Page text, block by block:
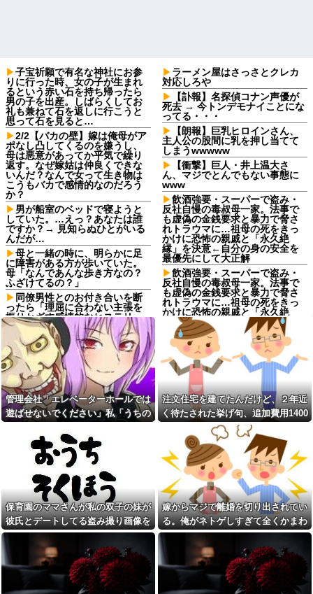
子宝祈願で有名な神社にお参
りに行った時、女の子が生まれ
るという赤い石を持ち帰ったら
男の子を出産。しばらくしてお
礼も兼ねて石を返しに行こうと
思って石を見ると…
2/2【バカの壁】嫁は俺母がア
ポなし凸してくるのを嫌うし、
母は悪意があってか平気で繰り
返す。なぜ嫁姑は仲良くできな
いんだ？なんで女って生き物は
こうもバカで感情的なのだろう
か？
男が船室のベッドで寝ようと
していた。…えっ？あなたは誰
ですか？→ 見知らぬひとがいる
んだが…
母と一緒の時に、明らかに足
に障害がある方が歩いていた。
母「なんであんな歩き方なの？
ふざけてるの？」
同僚男性とのお付き合いを断
ったら「理屈に合わない主張を
振りかざす感情的なヒステリー
女」と言いふらされて・・・
退職してしばらく経った頃、
元職場の取引先から連絡が来
た。話を聞くと納得できない内
容で…
義両親「空き家になるし住ん
でいいよ」私たち「じゃあお言
葉に甘えて…」→引っ越した途
端、予想外の出来事が待ってい
て…
予定より早めに家に帰宅。リ
ビングに「裸の嫁」と男がい
た。まさかの不倫現場に遭遇...
進学クラスで教師への不満を
抱えていた中学生。悩んだ末に
取った行動が大人にも響くもの
で…
彼の同期の嫁が子供を産ん
だ。すると、彼が「出産祝いに
話してきて...
【速報】れいわ新選組さん
「いのちの党」に改名ｗｗｗｗ
ラーメン屋はさっさとクレカ
対応しろや
【訃報】名探偵コナン声優が
死去 → 今トンデモナイことにな
ってる・・・
【朗報】巨乳ヒロインさん、
主人公の股間に乳を押し当てて
しまうwwwww
【衝撃】巨人・井上温大さ
ん、マジでとんでもない事態に
www
飲酒強要・スーパーで盗み・
反社自慢の毒叔母一家。法事で
も虚偽の金銭要求と暴力で脅さ
れトラウマに…祖母の死をきっ
かけに恐怖の親戚と「永久絶
縁」を決意←自分の身の安全を
最優先にして大正解
飲酒強要・スーパーで盗み・
反社自慢の毒叔母一家。法事で
も虚偽の金銭要求と暴力で脅さ
れトラウマに…祖母の死をきっ
かけに恐怖の親戚と「永久絶
縁」を決意←自分の身の安全を
最優先にして大正解
ジャンポケ斉藤の被害女性
「バウムクーヘン売ったり
TikTokライブしててムカついた
から示談しなかった」←これ
コインランドリーで私物の乾
燥機シートを「ご自由にどうぞ
だろw」と勝手に盗もうとした
DQN夫婦！注意したら「は？名
前かいてないんですけど」と逆
ジャンポケ斉藤「同意があっ
たんです。本当です。信じて下
さい」 ←何でこの主張が通ら
ないの？
父がﾀﾋんだ翌日、彼女から
「今日はつきあって半年の記念
日だね！おめでとう！」とメー
ルが来た。それから連絡は無視
てそう言って」と連絡きたけど
話もしたくないんだよ…….他
弟「エレベーターで知らない
女に蹴られた！」私「何した
の？」→事情を聞いた家族全員
管理会社「エレベーターホールでは
遊ばせないでください」私「うちの
の展開になり…
注文住宅を建てたんだけど、２年近
く待たされた挙げ句、追加費用1400
万請求された。流石におかしいよ
ね？
保育園のママさんが私の双子の妹が
彼氏とデートしてる盗み撮り画像を
見せて「あとはわかるよね？とりあ
えず5万を家に持ってきて」と脅し
てきた
嫁からマジで離婚を切り出されてい
る。俺がネトゲしすぎて全くかまわ
なかったのが原因らしく...